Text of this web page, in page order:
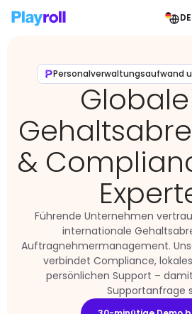
DE
Personalverwaltungsaufwand
Globale
&
Führende Unternehmen
internationale
Auftragnehmermanagement.
verbindet Compliance,
persönlichen Support –
Supportanfrage